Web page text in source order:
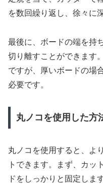
を数回繰り返し、徐々に
最後に、ボードの端を持
切り離すことができます
ですが、厚いボードの場
必要です。
丸ノコを使用した方
丸ノコを使用すると、よ
トできます。まず、カッ
ドをしっかりと固定しま